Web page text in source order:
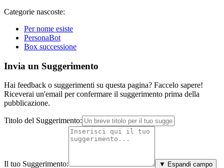
Categorie nascoste:
Per nome esiste
PersonaBot
Box successione
Invia un Suggerimento
Hai feedback o suggerimenti su questa pagina? Faccelo sapere!
Riceverai un'email per confermare il suggerimento prima della
pubblicazione.
Titolo del Suggerimento:
Il tuo Suggerimento: ▼ Espandi campo